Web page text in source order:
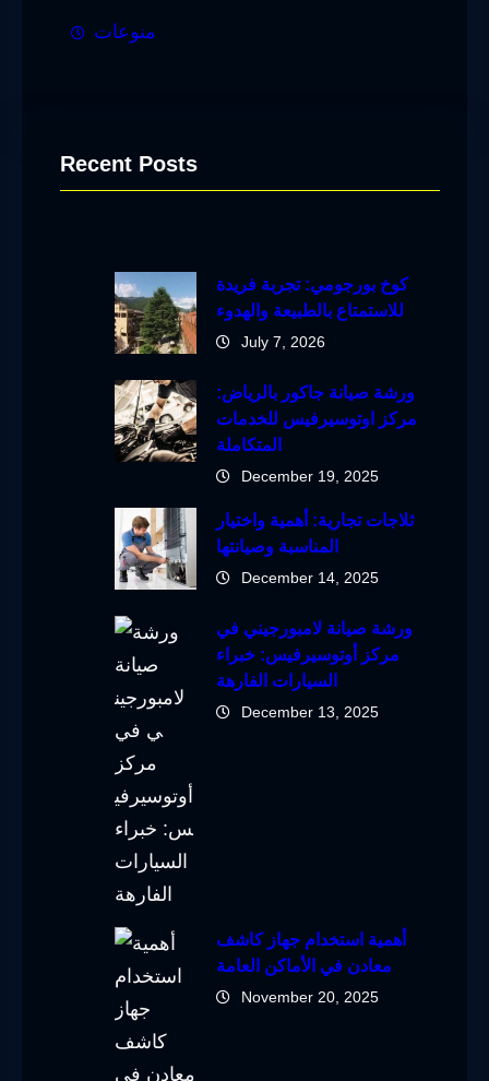
منوعات
Recent Posts
كوخ بورجومي: تجربة فريدة
للاستمتاع بالطبيعة والهدوء
July 7, 2026
ورشة صيانة جاكور بالرياض:
مركز اوتوسيرفيس للخدمات
المتكاملة
December 19, 2025
ثلاجات تجارية: أهمية واختيار
المناسبة وصيانتها
December 14, 2025
ورشة صيانة لامبورجيني في
مركز أوتوسيرفيس: خبراء
السيارات الفارهة
December 13, 2025
أهمية استخدام جهاز كاشف
معادن في الأماكن العامة
November 20, 2025